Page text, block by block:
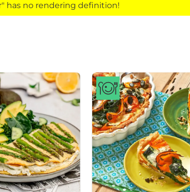
has no rendering definition!